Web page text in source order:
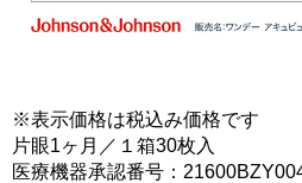
※表示価格は税込み価格です
片眼1ヶ月／１箱30枚入
医療機器承認番号：